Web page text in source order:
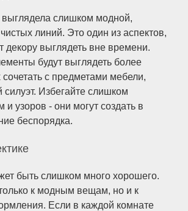
слишком модной,
линий. Это один из аспектов,
декору выглядеть вне времени.
будут выглядеть более
сочетать с предметами мебели,
Избегайте слишком
узоров - они могут создать в
беспорядка.
быть слишком много хорошего.
к модным вещам, но и к
Если в каждой комнате